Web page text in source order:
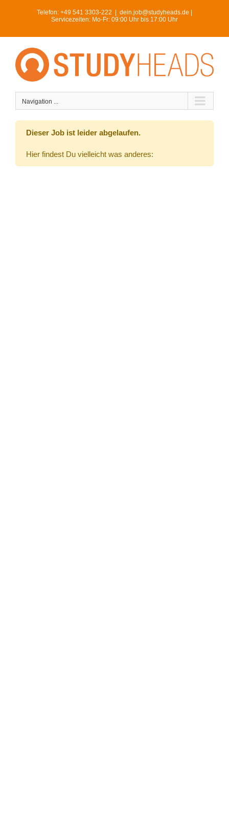
Telefon: +49 541 3303-222
dein.job@studyheads.de |
Servicezeiten: Mo-Fr: 09:00 Uhr bis 17:00 Uhr
Navigation ...
Dieser Job ist leider abgelaufen.
Hier findest Du vielleicht was anderes: